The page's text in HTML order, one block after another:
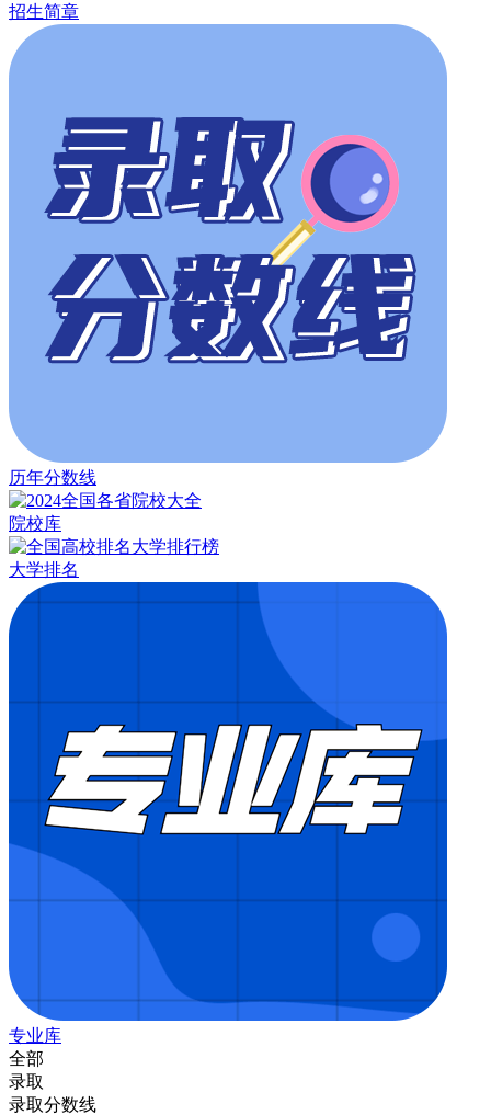
招生简章
历年分数线
院校库
大学排名
专业库
全部
录取
录取分数线